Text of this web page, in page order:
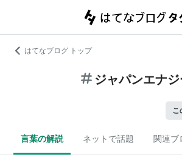
はてなブログ トップ
ジャパンエナジ
こ
言葉の解説 ネットで話題 関連ブ